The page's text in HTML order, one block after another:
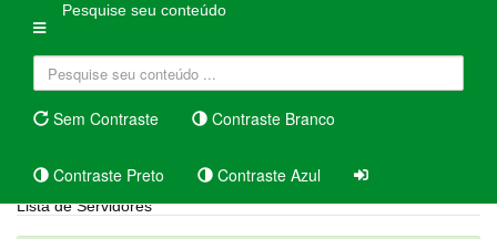
Pesquise seu conteúdo
Sem Contraste Contraste Branco
Contraste Preto Contraste Azul
Lista de Servidores